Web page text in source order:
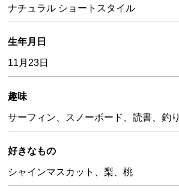
Top
Salon
ナチュラル ショートスタイル
生年月日
11月23日
趣味
サーフィン、スノーボード、読書、釣り
好きなもの
シャインマスカット、梨、桃